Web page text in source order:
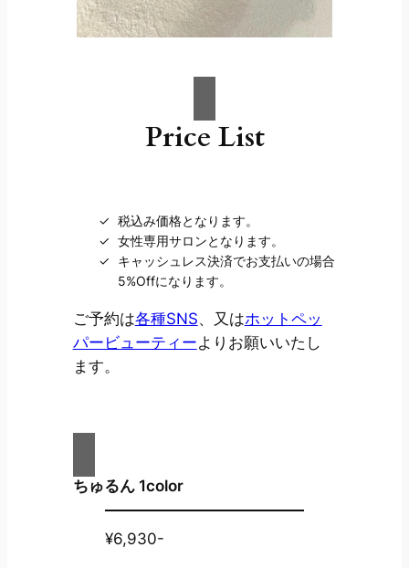
Price List
税込み価格となります。
女性専用サロンとなります。
キャッシュレス決済でお支払いの場合
5%Offになります。
ご予約は各種SNS、又はホットペッ
パービューティーよりお願いいたし
ます。
ちゅるん 1color
¥6,930-